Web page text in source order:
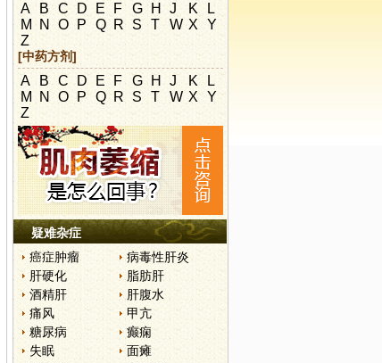
A B C D E F G H J K
L
M N O P Q R S T W X
Y
Z
[中药方剂]
A B C D E F G H J K
L
M N O P Q R S T W X
Y
Z
疑难杂症
癌症肿瘤
病毒性肝炎
肝硬化
脂肪肝
酒精肝
肝腹水
痛风
甲亢
糖尿病
癫痫
失眠
面瘫